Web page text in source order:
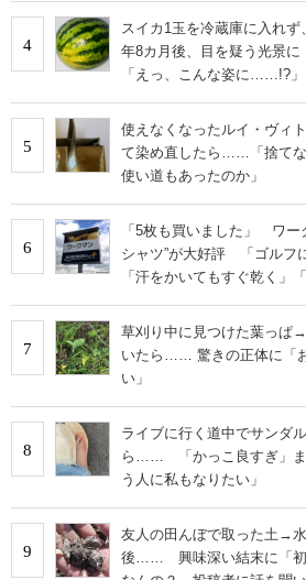
4
スイカ1玉を冷蔵庫に入れ
年8カ月後、目を疑う光景に
「えっ、こんな姿に……!?」
5
使えなくなったルイ・ヴィ
て染め直したら……「捨てな
使い道もあったのか」
6
「5枚も買いました」 ワー
シャツ”が大好評 「ゴルフ
「汗をかいてもすぐ乾く」
7
草刈り中に見つけた葉っぱ
いたら…… 驚きの正体に「
い」
8
ライブに行く道中でサンダ
ら…… 「かっこ良すぎ」ま
う人に私もなりたい」
9
友人の田んぼで取った土→
後…… 興味深い結末に「初